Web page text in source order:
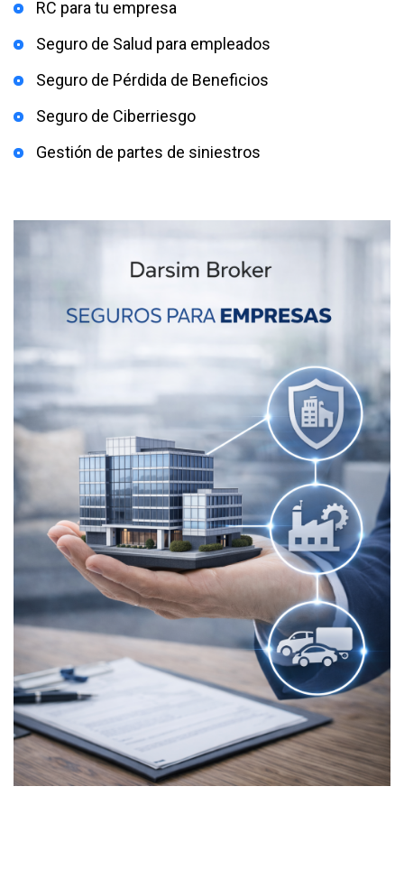
RC para tu empresa
Seguro de Salud para empleados
Seguro de Pérdida de Beneficios
Seguro de Ciberriesgo
Gestión de partes de siniestros